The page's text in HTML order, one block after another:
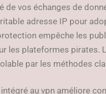
de vos échanges de
adresse IP pour
empêche les
les plateformes pirates.
par les méthodes
au vpn améliore